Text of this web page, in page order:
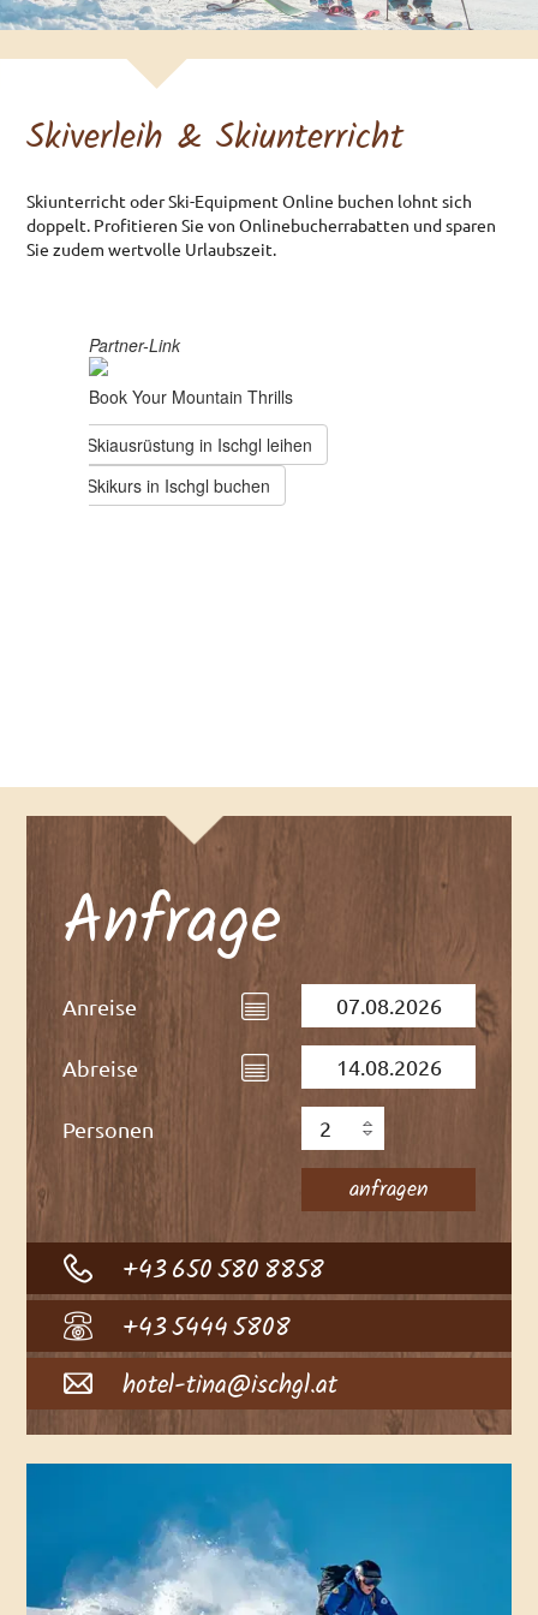
Skiverleih & Skiunterricht
Skiunterricht oder Ski-Equipment Online buchen lohnt sich
doppelt. Profitieren Sie von Onlinebucherrabatten und sparen
Sie zudem wertvolle Urlaubszeit.
Anfrage
Anreise
Abreise
Personen
+43 650 580 8858
+43 5444 5808
hotel-tina@ischgl.at
Doppelzimmer
Dreibettzimmer
Doppelzimmer Souterrain
PREISE & AGBS
Preisliste
ANREISE
ANFRAGE
BUCHEN
SKIVERLEIHT &